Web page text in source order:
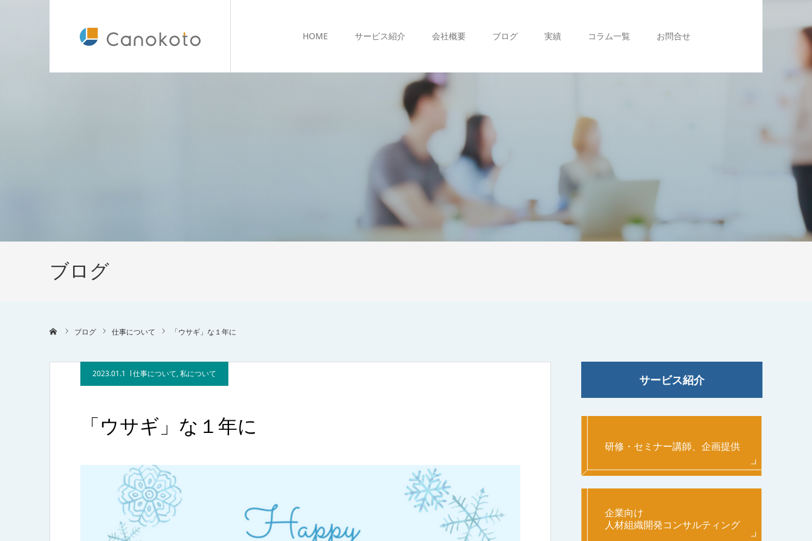
HOME サービス紹介 会社概要 ブログ 実績 コラム一覧 お問合せ
ブログ
ブログ 仕事について 「ウサギ」な１年に
2023.01.1 仕事について,私について
「ウサギ」な１年に
サービス紹介
研修・セミナー講師、企画提供
企業向け
人材組織開発コンサルティング